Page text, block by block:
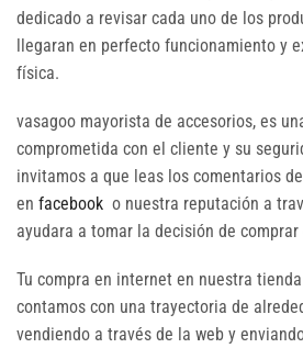
dedicado a revisar cada uno de los
llegaran en perfecto funcionamiento y
física.
vasagoo mayorista de accesorios, es
comprometida con el cliente y su
invitamos a que leas los comentarios
en facebook o nuestra reputación a
ayudara a tomar la decisión de
Tu compra en internet en nuestra
contamos con una trayectoria de
vendiendo a través de la web y